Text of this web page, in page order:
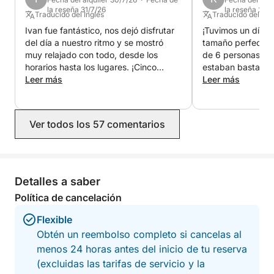
totalmente adaptado a sus preferencias.
Con bebidas, equipo de snorkel y combustible
incluidos, todo está organizado para que disfrute de
un día tranquilo y sin preocupaciones.
disfrutar plenamente de las islas de Dubrovnik en un
día completo e inolvidable.
la reseña 31/7/26
Traducido del Inglés
Ivan fue fantástico, nos dejó disfrutar
del día a nuestro ritmo y se mostró
muy relajado con todo, desde los
horarios hasta los lugares. ¡Cinco
estrellas!
Leer más
la reseña 27/
Traducido del
¡Tuvimos un día
tamaño perfecto
de 6 personas, y
estaban
Ivan fue muy
Leer más
Ver todos los 57 comentarios
Detalles a saber
Política de cancelación
Flexible
Obtén un reembolso completo si cancelas al
menos 24 horas antes del inicio de tu reserva
(excluidas las tarifas de servicio y la